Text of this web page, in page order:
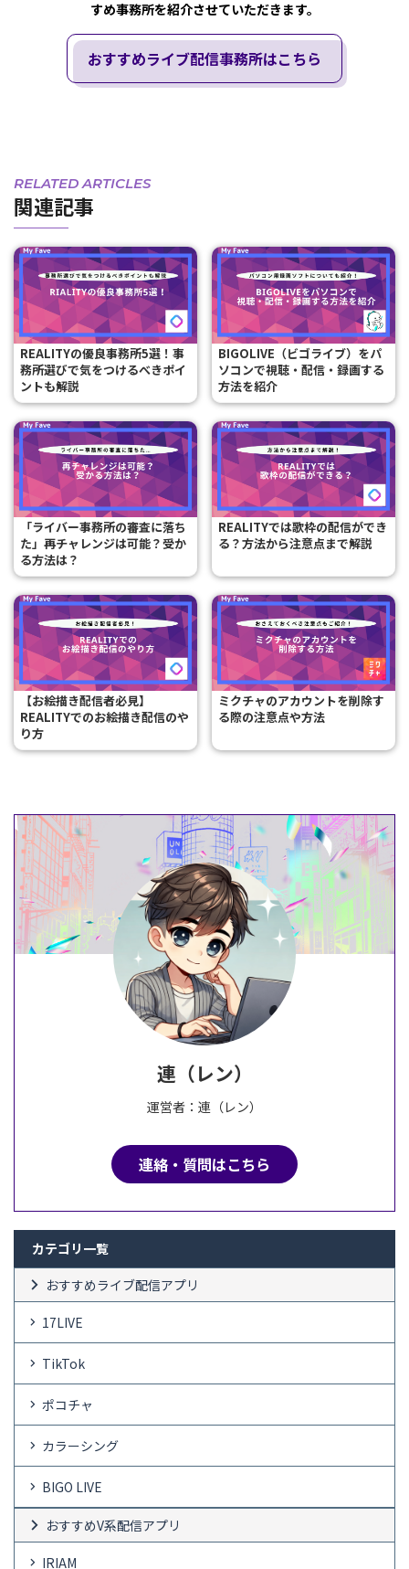
すめ事務所を紹介させていただきます。
おすすめライブ配信事務所はこちら
RELATED ARTICLES
関連記事
REALITYの優良事務所5選！事
務所選びで気をつけるべきポイ
ントも解説
BIGOLIVE（ビゴライブ）をパ
ソコンで視聴・配信・録画する
方法を紹介
「ライバー事務所の審査に落ち
た」再チャレンジは可能？受か
る方法は？
REALITYでは歌枠の配信ができ
る？方法から注意点まで解説
【お絵描き配信者必見】
REALITYでのお絵描き配信のや
り方
ミクチャのアカウントを削除す
る際の注意点や方法
連（レン）
運営者：連（レン）
連絡・質問はこちら
カテゴリ一覧
おすすめライブ配信アプリ
17LIVE
TikTok
ポコチャ
カラーシング
BIGO LIVE
おすすめV系配信アプリ
IRIAM